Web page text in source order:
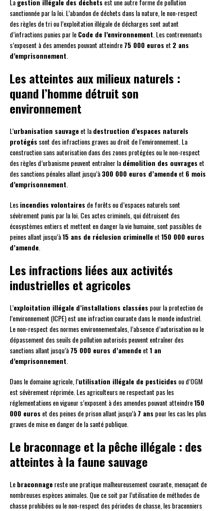
Lagestion illégale des déchets est une autre forme de pollution
sanctionnée par la loi. L’abandon de déchets dans la nature, le non-respect
des règles de tri ou l’exploitation illégale de décharges sont autant
d’infractions punies par leCode de l’environnement. Les contrevenants
s’exposent à des amendes pouvant atteindre75 000 euros et 2 ans
d’emprisonnement.
Les atteintes aux milieux naturels :
quand l’homme détruit son
environnement
L’urbanisation sauvageet ladestruction d’espaces naturels
protégés sont des infractions graves au droit de l’environnement. La
construction sans autorisation dans des zones protégées ou le non-respect
des règles d’urbanisme peuvent entraîner ladémolition des ouvrages et
des sanctions pénales allant jusqu’à300 000 euros d’amendeet 6 mois
d’emprisonnement.
Lesincendies volontaires de forêts ou d’espaces naturels sont
sévèrement punis par la loi. Ces actes criminels, qui détruisent des
écosystèmes entiers et mettent en danger la vie humaine, sont passibles de
peines allant jusqu’à15 ans de réclusion criminelleet150 000 euros
d’amende.
Les infractions liées aux activités
industrielles et agricoles
L’exploitation illégale d’installations classées pour la protection de
l’environnement (ICPE) est une infraction courante dans le monde industriel.
Le non-respect des normes environnementales, l’absence d’autorisation ou le
dépassement des seuils de pollution autorisés peuvent entraîner des
sanctions allant jusqu’à75 000 euros d’amendeet1 an
d’emprisonnement.
Dans le domaine agricole, l’utilisation illégale de pesticides ou d’OGM
est sévèrement réprimée. Les agriculteurs ne respectant pas les
réglementations en vigueur s’exposent à des amendes pouvant atteindre150
000 euros et des peines de prison allant jusqu’à7 ans pour les cas les plus
graves de mise en danger de la santé publique.
Le braconnage et la pêche illégale : des
atteintes à la faune sauvage
Lebraconnagereste une pratique malheureusement courante, menaçant de
nombreuses espèces animales. Que ce soit par l’utilisation de méthodes de
chasse prohibées ou le non-respect des périodes de chasse, les braconniers